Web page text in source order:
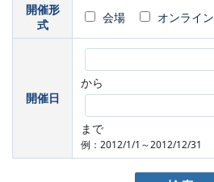
開催形
式
会場 オンライン
開催日
から
まで
例：2012/1/1～2012/12/31